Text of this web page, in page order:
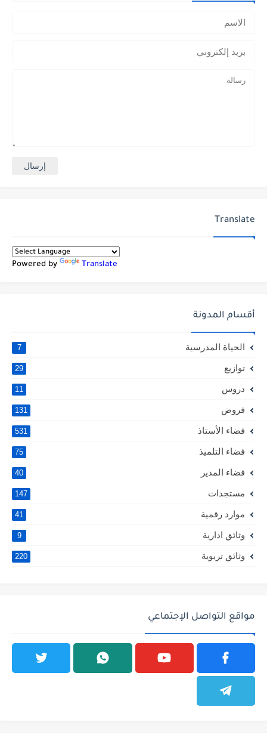
Translate
Powered by Translate
أقسام المدونة
الحياة المدرسية 7
توازيع 29
دروس 11
فروض 131
فضاء الأستاذ 531
فضاء التلميذ 75
فضاء المدير 40
مستجدات 147
موارد رقمية 41
وثائق ادارية 9
وثائق تربوية 220
مواقع التواصل الإجتماعي